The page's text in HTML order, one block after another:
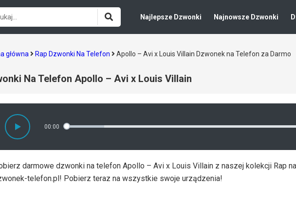
Najlepsze Dzwonki Najnowsze Dzwonki
główna Rap Dzwonki Na Telefon Apollo – Avi x Louis Villain Dzwonek na Telefon za Darmo
Na Telefon Apollo – Avi x Louis Villain
00:00
darmowe dzwonki na telefon Apollo – Avi x Louis Villain z naszej kolekcji Rap na
telefon.pl! Pobierz teraz na wszystkie swoje urządzenia!